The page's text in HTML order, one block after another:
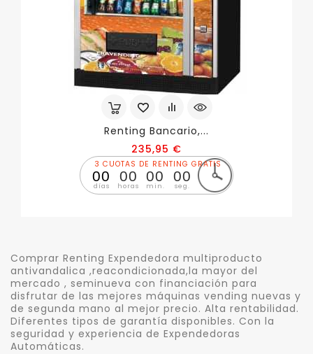
Renting Bancario,...
235,95 €
3 CUOTAS DE RENTING GRATIS
00
días
00
horas
00
min.
00
seg.
Comprar Renting Expendedora multiproducto
antivandalica ,reacondicionada,la mayor del
mercado , seminueva con financiación para
disfrutar de las mejores máquinas vending nuevas y
de segunda mano al mejor precio. Alta rentabilidad.
Diferentes tipos de garantía disponibles. Con la
seguridad y experiencia de Expendedoras
Automáticas.